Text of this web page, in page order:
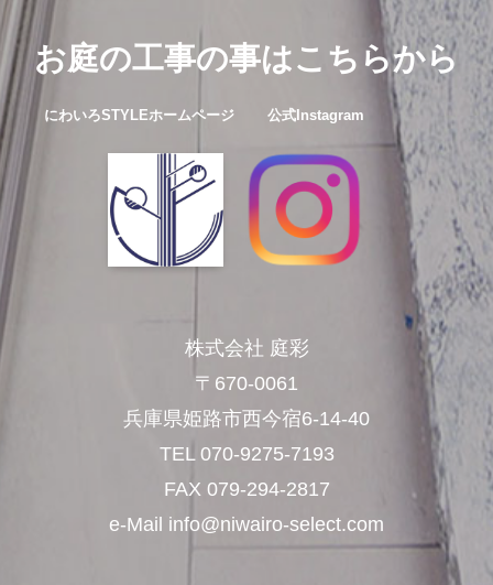
お庭の工事の事はこちらから
にわいろSTYLEホームページ 公式Instagram
株式会社 庭彩
〒670-0061
兵庫県姫路市西今宿6-14-40
TEL 070-9275-7193
FAX 079-294-2817
e-Mail info@niwairo-select.com